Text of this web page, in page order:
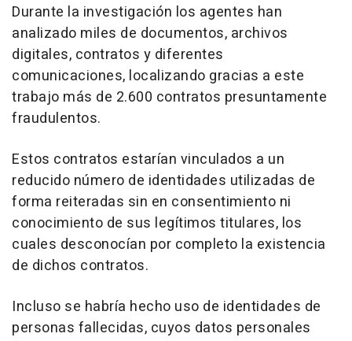
Durante la investigación los agentes han
analizado miles de documentos, archivos
digitales, contratos y diferentes
comunicaciones, localizando gracias a este
trabajo más de 2.600 contratos presuntamente
fraudulentos.
Estos contratos estarían vinculados a un
reducido número de identidades utilizadas de
forma reiteradas sin en consentimiento ni
conocimiento de sus legítimos titulares, los
cuales desconocían por completo la existencia
de dichos contratos.
Incluso se habría hecho uso de identidades de
personas fallecidas, cuyos datos personales